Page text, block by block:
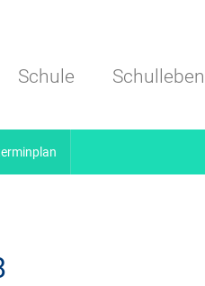
Schule Schulleben